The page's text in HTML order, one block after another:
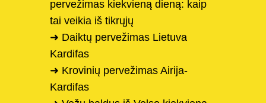
pervežimas kiekvieną dieną: kaip
tai veikia iš tikrųjų
➜ Daiktų pervežimas Lietuva
Kardifas
➜ Krovinių pervežimas Airija-
Kardifas